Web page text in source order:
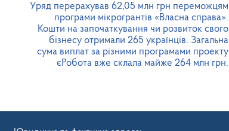
Уряд перерахував 62,05 млн грн переможцям
програми мікрогрантів «Власна справа».
Кошти на започаткування чи розвиток свого
бізнесу отримали 265 українців. Загальна
сума виплат за різними програмами проекту
єРобота вже склала майже 264 млн грн.